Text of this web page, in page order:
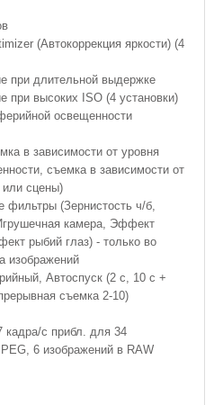
(Автокоррекция яркости) (4
при длительной выдержке
при высоких ISO (4 установки)
освещенности
в зависимости от уровня
съемка в зависимости от
сцены)
фильтры (Зернистость ч/б,
камера, Эффект
рыбий глаз) - только во
изображений
Автоспуск (2 с, 10 с +
съемка 2-10)
кадра/с прибл. для 34
6 изображений в RAW